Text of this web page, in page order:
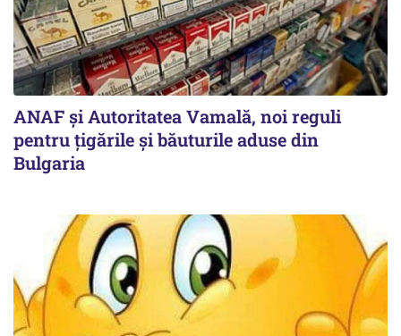
ANAF și Autoritatea Vamală, noi reguli
pentru țigările și băuturile aduse din
Bulgaria